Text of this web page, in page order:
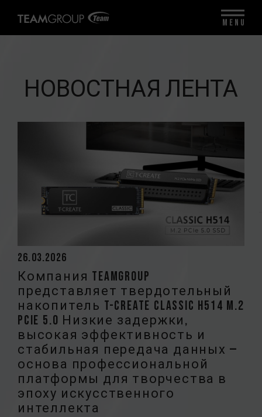
НОВОСТНАЯ ЛЕНТА
26.03.2026
Компания TEAMGROUP
представляет твердотельный
накопитель T-CREATE CLASSIC H514 M.2
PCIe 5.0 Низкие задержки,
высокая эффективность и
стабильная передача данных —
основа профессиональной
платформы для творчества в
эпоху искусственного
интеллекта
MENU